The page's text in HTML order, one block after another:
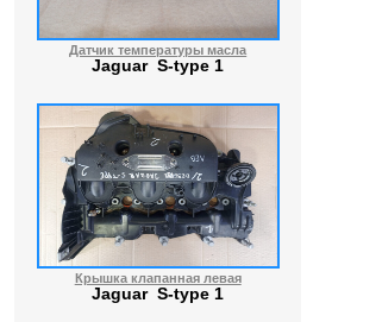
Датчик температуры масла
Jaguar S-type 1
Крышка клапанная левая
Jaguar S-type 1